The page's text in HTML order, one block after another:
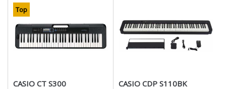
Top
CASIO CT S300 CASIO CDP S110BK